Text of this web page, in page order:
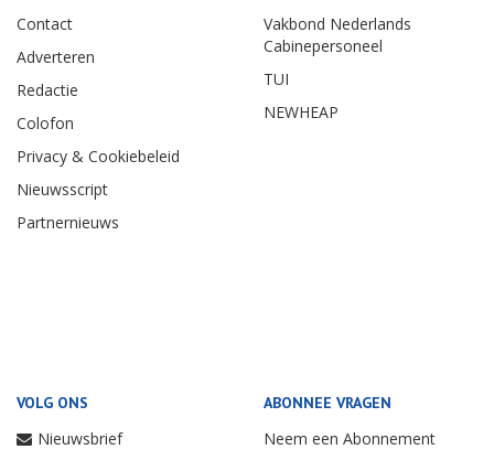
Contact
Adverteren
Redactie
Colofon
Privacy & Cookiebeleid
Nieuwsscript
Partnernieuws
Vakbond Nederlands
Cabinepersoneel
TUI
NEWHEAP
VOLG ONS
Nieuwsbrief
ABONNEE VRAGEN
Neem een Abonnement